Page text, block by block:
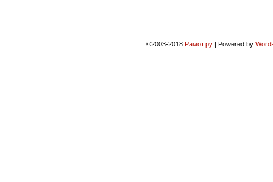
©2003-2018 Рамот.ру | Powered by